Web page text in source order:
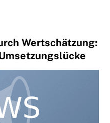
Wertschätzung: